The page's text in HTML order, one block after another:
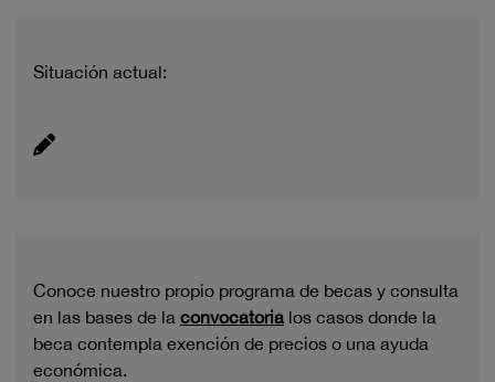
Situación actual:
Conoce nuestro propio programa de becas y consulta
en las bases de la convocatoria los casos donde la
beca contempla exención de precios o una ayuda
económica.